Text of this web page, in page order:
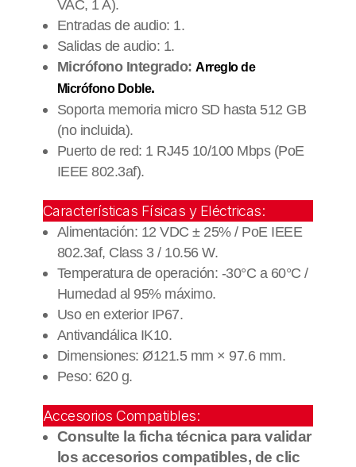
VAC, 1 A).
Entradas de audio: 1.
Salidas de audio: 1.
Micrófono Integrado:Arreglo de
Micrófono Doble.
Soporta memoria micro SD hasta 512 GB
(no incluida).
Puerto de red: 1 RJ45 10/100 Mbps (PoE
IEEE 802.3af).
Características Físicas y Eléctricas:
Alimentación: 12 VDC ± 25% / PoE IEEE
802.3af, Class 3 / 10.56 W.
Temperatura de operación: -30°C a 60°C /
Humedad al 95% máximo.
Uso en exterior IP67.
Antivandálica IK10.
Dimensiones: Ø121.5 mm × 97.6 mm.
Peso: 620 g.
Accesorios Compatibles:
Consulte la ficha técnica para validar
los accesorios compatibles, de clic